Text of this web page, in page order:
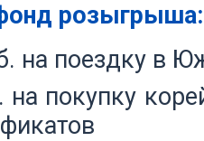
розыгрыша:
на поездку в
на покупку